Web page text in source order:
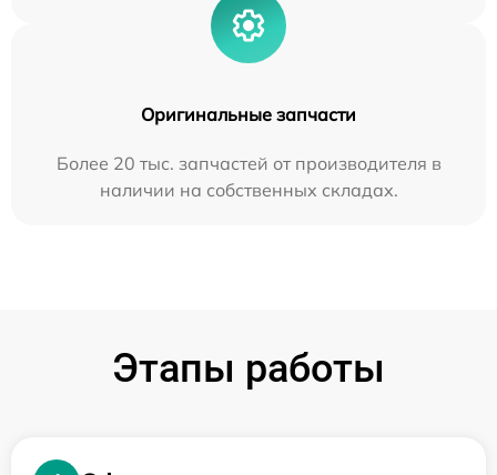
Оригинальные запчасти
Более 20 тыс. запчастей от производителя в
наличии на собственных складах.
Этапы работы